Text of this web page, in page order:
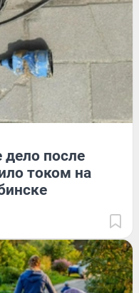
дело после
током на